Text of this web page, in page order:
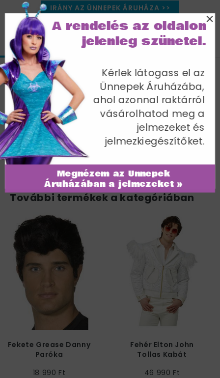
IRÁNY AZ ÜNNEPEK ÁRUHÁZA >>
JELLEMZŐK MÉRETTÁBLÁZAT
Fehér Elvis Presley Jelmez Férfiaknak
Kezeslábassal és Sállal - M
Mellbőség 97-102 cm / Derékbőség 81-86 cm / Belső
lábhossz 83 cm
Cikkszám: 36101M
További termékek a kategóriában
Fekete Grease Danny
Paróka
18 990 Ft
Fehér Elton John
Tollas Kabát
46 990 Ft
Megnézem az Ünnepek
Áruházában a jelmezeket »
Kérlek látogass el az
Ünnepek Áruházába,
ahol azonnal raktárról
vásárolhatod meg a
jelmezeket és
jelmezkiegészítőket.
A rendelés az oldalon
jelenleg szünetel.
×